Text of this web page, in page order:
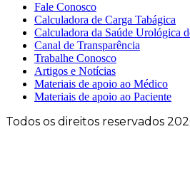
Fale Conosco
Calculadora de Carga Tabágica
Calculadora da Saúde Urológica
Canal de Transparência
Trabalhe Conosco
Artigos e Notícias
Materiais de apoio ao Médico
Materiais de apoio ao Paciente
Todos os direitos reservados